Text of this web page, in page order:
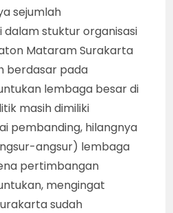
sejumlah
stuktur organisasi
Mataram Surakarta
berdasar pada
lembaga besar di
masih dimiliki
pembanding, hilangnya
angsur) lembaga
pertimbangan
mengingat
sudah